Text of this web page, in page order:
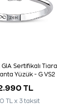
Sertifikalı Tiara
Yüzük - G VS2
TL
TL x 3 taksit